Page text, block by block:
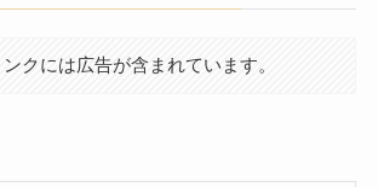
クには広告が含まれています。